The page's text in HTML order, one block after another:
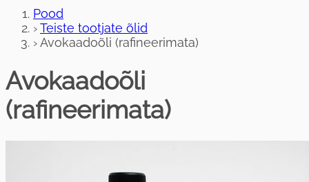
Pood
›Teiste tootjate õlid
›Avokaadoõli (rafineerimata)
Avokaadoõli
(rafineerimata)